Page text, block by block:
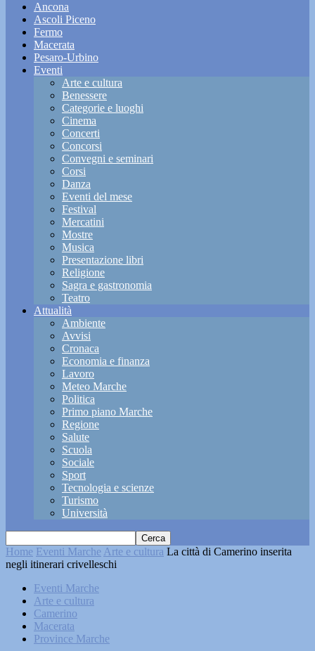
Ancona
Ascoli Piceno
Fermo
Macerata
Pesaro-Urbino
Eventi
Arte e cultura
Benessere
Categorie e luoghi
Cinema
Concerti
Concorsi
Convegni e seminari
Corsi
Danza
Eventi del mese
Festival
Mercatini
Mostre
Musica
Presentazione libri
Religione
Sagra e gastronomia
Teatro
Attualità
Ambiente
Avvisi
Cronaca
Economia e finanza
Lavoro
Meteo Marche
Politica
Primo piano Marche
Regione
Salute
Scuola
Sociale
Sport
Tecnologia e scienze
Turismo
Università
Home Eventi Marche Arte e cultura La città di Camerino inserita
negli itinerari crivelleschi
Eventi Marche
Arte e cultura
Camerino
Macerata
Province Marche